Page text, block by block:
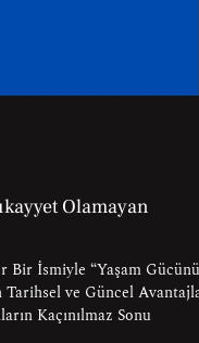
Olamayan
İsmiyle “Yaşam Gücünü”